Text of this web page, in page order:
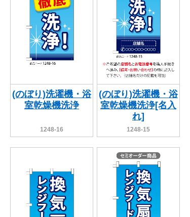
(のぼり)洗濯機・浴
室乾燥機洗浄
1248-16
(のぼり)洗濯機・浴
室乾燥機洗浄[名入
れ]
1248-15